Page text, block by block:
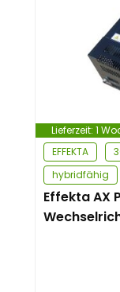
Lieferzeit: 1
EFFEKTA
hybridfähig
Effekta AX